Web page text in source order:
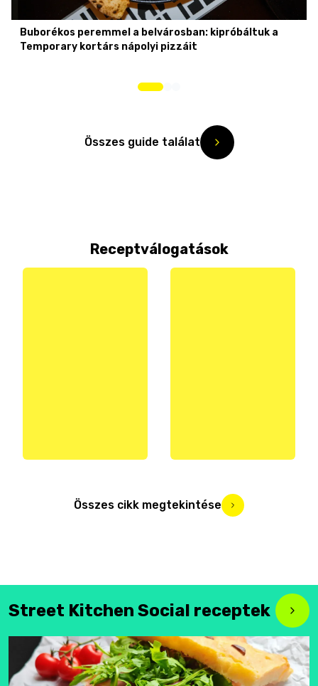
Buborékos peremmel a belvárosban: kipróbáltuk a
Temporary kortárs nápolyi pizzáit
Összes guide találat
Receptválogatások
Összes cikk megtekintése
Street Kitchen Social receptek